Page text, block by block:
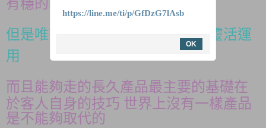
但是唯有自己掌握的技術 才能夠靈活運
用
而且能夠走的長久產品最主要的基礎在
於客人自身的技巧 世界上沒有一樣產品
是不能夠取代的
https://line.me/ti/p/GfDzG7lAsb
OK